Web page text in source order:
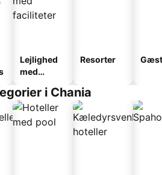
Lejlighed
med
Resorter
i Chania